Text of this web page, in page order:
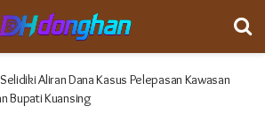
Aliran Dana Kasus Pelepasan Kawasan
Bupati Kuansing